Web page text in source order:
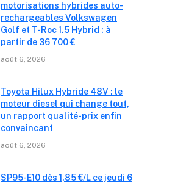
motorisations hybrides auto-
rechargeables Volkswagen
Golf et T-Roc 1.5 Hybrid : à
partir de 36 700 €
août 6, 2026
Toyota Hilux Hybride 48V : le
moteur diesel qui change tout,
un rapport qualité-prix enfin
convaincant
août 6, 2026
SP95-E10 dès 1,85 €/L ce jeudi 6